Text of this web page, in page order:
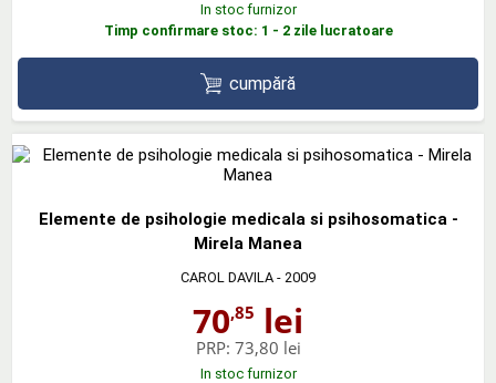
In stoc furnizor
Timp confirmare stoc: 1 - 2 zile lucratoare
cumpără
Elemente de psihologie medicala si psihosomatica -
Mirela Manea
CAROL DAVILA - 2009
70,85 lei
PRP: 73,80 lei
In stoc furnizor